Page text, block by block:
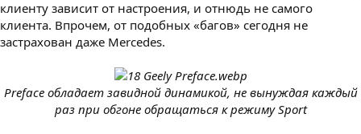
клиенту зависит от настроения, и отнюдь не самого
клиента. Впрочем, от подобных «багов» сегодня не
застрахован даже Mercedes.
Preface обладает завидной динамикой, не вынуждая каждый
раз при обгоне обращаться к режиму Sport